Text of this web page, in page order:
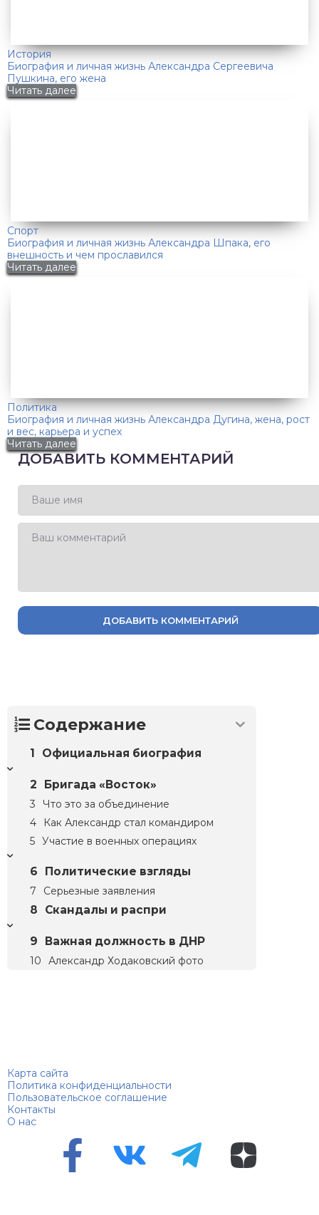
История
Биография и личная жизнь Александра Сергеевича
Пушкина, его жена
Читать далее
Спорт
Биография и личная жизнь Александра Шпака, его
внешность и чем прославился
Читать далее
Политика
Биография и личная жизнь Александра Дугина, жена, рост
и вес, карьера и успех
Читать далее
ДОБАВИТЬ КОММЕНТАРИЙ
ДОБАВИТЬ КОММЕНТАРИЙ
Содержание
Официальная биография
Бригада «Восток»
Что это за объединение
Как Александр стал командиром
Участие в военных операциях
Политические взгляды
Серьезные заявления
Скандалы и распри
Важная должность в ДНР
Александр Ходаковский фото
Карта сайта
Политика конфиденциальности
Пользовательское соглашение
Контакты
О нас